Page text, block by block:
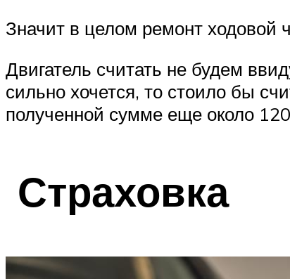
Значит в целом ремонт ходовой
Двигатель считать не будем
сильно хочется, то стоило бы
полученной сумме еще около 120
Страховка